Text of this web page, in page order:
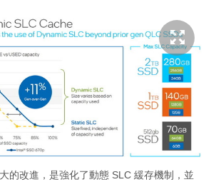
的改進，是強化了動態 SLC 緩存機制，並